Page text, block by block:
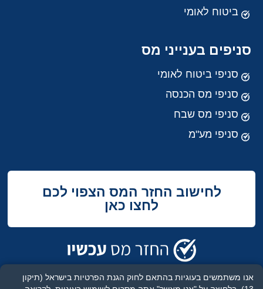
ביטוח לאומי
סניפים בענייני מס
סניפי ביטוח לאומי
סניפי מס הכנסה
סניפי מס שבח
סניפי מע"מ
לחישוב החזר המס הצפוי לכם
לחצו כאן
אנו משתמשים בעוגיות בהתאם לחוק הגנת הפרטיות בישראל (תיקון